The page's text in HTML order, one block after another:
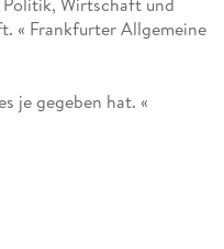
« Frankfurter Allgemeine
je gegeben hat. «